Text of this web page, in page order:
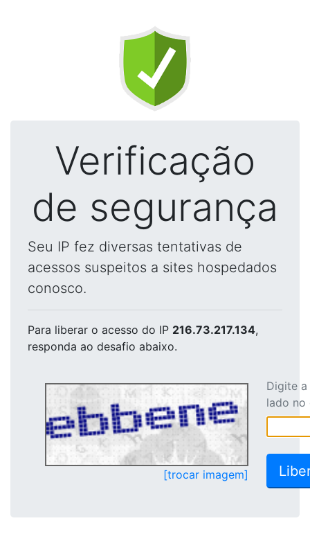
Verificação
de segurança
Seu IP fez diversas tentativas de
acessos suspeitos a sites hospedados
conosco.
Para liberar o acesso do IP 216.73.217.134,
responda ao desafio abaixo.
[trocar imagem]
Digite
lado no